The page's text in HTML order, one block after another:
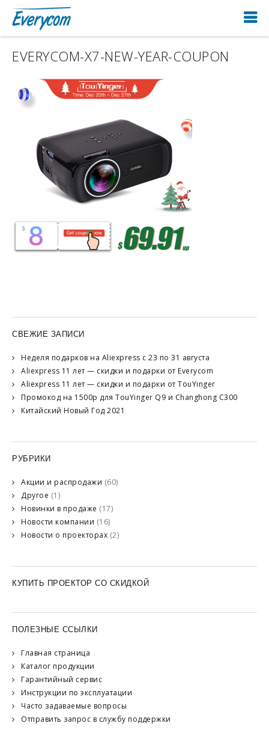
EVERYCOM-X7-NEW-YEAR-COUPON
СВЕЖИЕ ЗАПИСИ
Неделя подарков на Aliexpress с 23 по 31 августа
Aliexpress 11 лет — скидки и подарки от Everycom
Aliexpress 11 лет — скидки и подарки от TouYinger
Промокод на 1500р для TouYinger Q9 и Changhong C300
Китайский Новый Год 2021
РУБРИКИ
Акции и распродажи (60)
Другое (1)
Новинки в продаже (17)
Новости компании (16)
Новости о проекторах (2)
КУПИТЬ ПРОЕКТОР СО СКИДКОЙ
ПОЛЕЗНЫЕ ССЫЛКИ
Главная страница
Каталог продукции
Гарантийный сервис
Инструкции по эксплуатации
Часто задаваемые вопросы
Отправить запрос в службу поддержки